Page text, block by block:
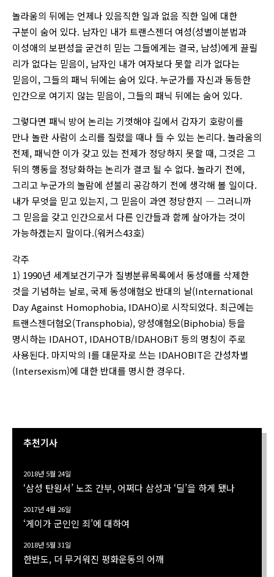
놀라움의 뒤에는 언제나 있음직한 일과 없음 직한 일에 대한
구분이 숨어 있다. 남자인 내가 트랜스젠더 여성(성별이분법과
이성애의 보편성을 굳건히 믿는 그들에게는 결국, 남성)에게 끌릴
리가 없다는 믿음이, 남자인 내가 여자보다 못할 리가 없다는
믿음이, 그들의 패닉 뒤에는 숨어 있다. 누군가를 자신과 동등한
인간으로 여기지 않는 믿음이, 그들의 패닉 뒤에는 숨어 있다.
그렇다면 패닉 방어 논리는 기껏해야 길에서 갑자기 호랑이를
만나 놀란 사람이 소리를 질렀을 때나 들 수 있는 논리다. 놀라움의
전제, 패닉한 이가 갖고 있는 전제가 정당하지 못할 때, 그것은 그
뒤의 행동을 정당화하는 논리가 결코 될 수 없다. 놀라기 전에,
그리고 누군가의 놀람에 섣불리 공감하기 전에 생각해 볼 일이다.
내가 무엇을 믿고 있는지, 그 믿음이 과연 정당한지 ― 그러니까
그 믿음을 갖고 인간으로서 다른 인간들과 함께 살아가는 것이
가능하겠는지 말이다.(워커스43호)
각주
1) 1990년 세계보건기구가 질병분류목록에서 동성애를 삭제한
것을 기념하는 날로, 국제 동성애혐오 반대의 날(International
Day Against Homophobia, IDAHO)로 시작되었다. 최근에는
트랜스젠더혐오(Transphobia), 양성애혐오(Biphobia) 등을
명시하는 IDAHOT, IDAHOTB/IDAHOBiT 등의 명칭이 주로
사용된다. 마지막의 I를 대문자로 쓰는 IDAHOBIT은 간성차별
(Intersexism)에 대한 반대를 명시한 경우다.
추천기사
2018년 5월 24일
‘삼성 탄원서’ 노조 간부, 어쩌다 삼성과 ‘딜’을 하게 됐나
2017년 4월 26일
‘게이가 군인인 죄’에 대하여
2018년 5월 31일
한반도, 더 무거워진 평화운동의 어깨